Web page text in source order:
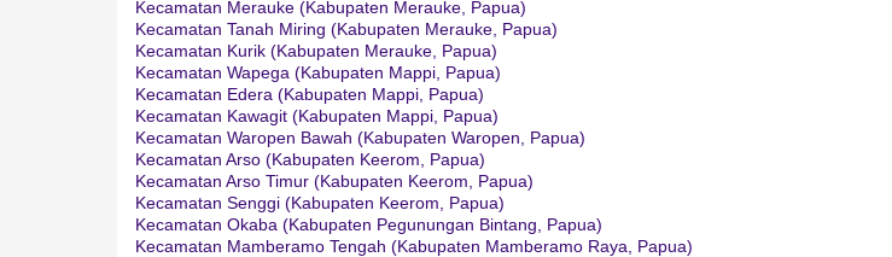
Kecamatan Merauke (Kabupaten Merauke, Papua)
Kecamatan Tanah Miring (Kabupaten Merauke, Papua)
Kecamatan Kurik (Kabupaten Merauke, Papua)
Kecamatan Wapega (Kabupaten Mappi, Papua)
Kecamatan Edera (Kabupaten Mappi, Papua)
Kecamatan Kawagit (Kabupaten Mappi, Papua)
Kecamatan Waropen Bawah (Kabupaten Waropen, Papua)
Kecamatan Arso (Kabupaten Keerom, Papua)
Kecamatan Arso Timur (Kabupaten Keerom, Papua)
Kecamatan Senggi (Kabupaten Keerom, Papua)
Kecamatan Okaba (Kabupaten Pegunungan Bintang, Papua)
Kecamatan Mamberamo Tengah (Kabupaten Mamberamo Raya, Papua)